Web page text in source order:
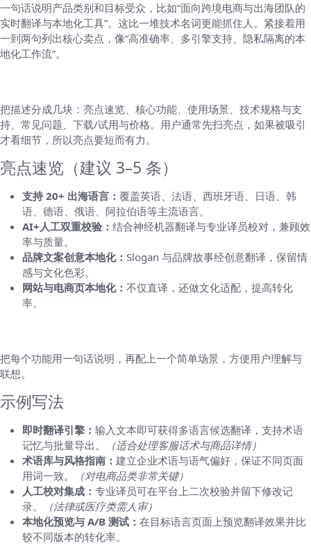
一句话说明产品类别和目标受众，比如“面向跨境电商与出海团队的
实时翻译与本地化工具”。这比一堆技术名词更能抓住人。紧接着用
一到两句列出核心卖点，像“高准确率、多引擎支持、隐私隔离的本
地化工作流”。
把描述分成几块：亮点速览、核心功能、使用场景、技术规格与支
持、常见问题、下载/试用与价格。用户通常先扫亮点，如果被吸引
才看细节，所以亮点要短而有力。
亮点速览（建议 3–5 条）
支持 20+ 出海语言： 覆盖英语、法语、西班牙语、日语、韩
语、德语、俄语、阿拉伯语等主流语言。
AI+人工双重校验： 结合神经机器翻译与专业译员校对，兼顾效
率与质量。
品牌文案创意本地化： Slogan 与品牌故事经创意翻译，保留情
感与文化色彩。
网站与电商页本地化： 不仅直译，还做文化适配，提高转化
率。
把每个功能用一句话说明，再配上一个简单场景，方便用户理解与
联想。
示例写法
即时翻译引擎： 输入文本即可获得多语言候选翻译，支持术语
记忆与批量导出。
（适合处理客服话术与商品详情）
术语库与风格指南： 建立企业术语与语气偏好，保证不同页面
用词一致。
（对电商品类非常关键）
人工校对集成： 专业译员可在平台上二次校验并留下修改记
录。
（法律或医疗类需人审）
本地化预览与 A/B 测试： 在目标语言页面上预览翻译效果并比
较不同版本的转化率。